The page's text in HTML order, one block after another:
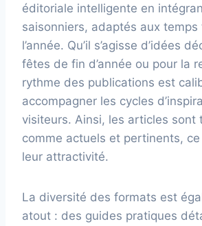
éditoriale intelligente en
saisonniers, adaptés aux
l’année. Qu’il s’agisse d’idées
fêtes de fin d’année ou pour la
rythme des publications est
accompagner les cycles
visiteurs. Ainsi, les articles sont
comme actuels et pertinents,
leur attractivité.
La diversité des formats est
atout : des guides pratiques